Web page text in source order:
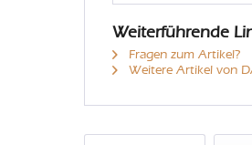
Weiterführende
Fragen zum Artikel?
Weitere Artikel von